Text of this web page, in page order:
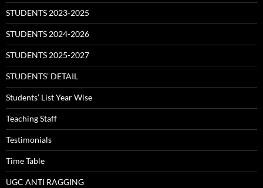
STUDENTS 2023-2025
STUDENTS 2024-2026
STUDENTS 2025-2027
STUDENTS’ DETAIL
Students’ List Year Wise
Teaching Staff
Testimonials
Time Table
UGC ANTI RAGGING